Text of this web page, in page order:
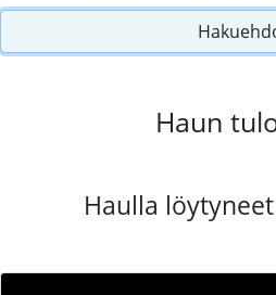
Haun
Haulla